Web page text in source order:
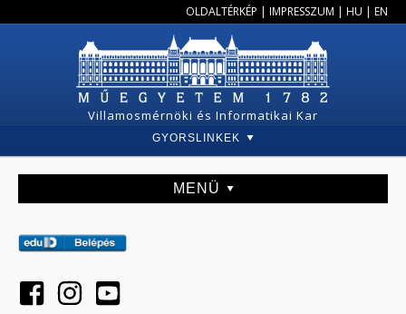
OLDALTÉRKÉP | IMPRESSZUM | HU | EN
Villamosmérnöki és Informatikai Kar
GYORSLINKEK
MENÜ